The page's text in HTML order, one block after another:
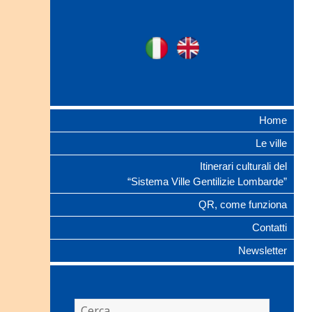
Ville Gentilizie
Ita
Home
Le ville
Itinerari culturali del
“Sistema Ville Gentilizie Lombarde”
QR, come funziona
Contatti
Newsletter
Ricerca